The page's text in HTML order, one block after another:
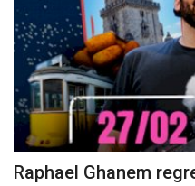
...by Descla
Desporto
Contactos
Sobre Nós
Raphael Ghanem